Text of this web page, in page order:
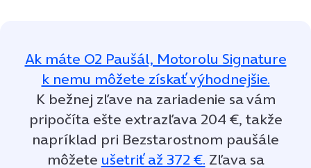
Ak máte O2 Paušál, Motorolu Signature
k nemu môžete získať výhodnejšie.
K bežnej zľave na zariadenie sa vám
pripočíta ešte extrazľava 204 €, takže
napríklad pri Bezstarostnom paušále
môžete ušetriť až 372 €. Zľava sa